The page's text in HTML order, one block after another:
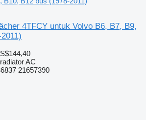
4TFCY untuk Volvo B6, B7, B9,
AC
21657390